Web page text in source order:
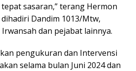
sasaran,” terang Hermon
Dandim 1013/Mtw,
dan pejabat lainnya.
pengukuran dan Intervensi
selama bulan Juni 2024 dan